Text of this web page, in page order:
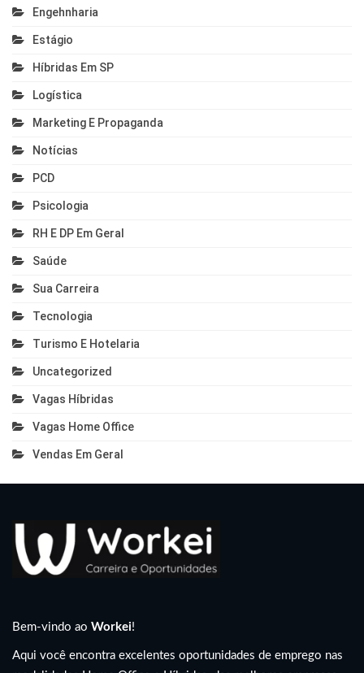
Engehnharia
Estágio
Híbridas Em SP
Logística
Marketing E Propaganda
Notícias
PCD
Psicologia
RH E DP Em Geral
Saúde
Sua Carreira
Tecnologia
Turismo E Hotelaria
Uncategorized
Vagas Híbridas
Vagas Home Office
Vendas Em Geral
Bem-vindo ao Workei!
Aqui você encontra excelentes oportunidades de emprego nas